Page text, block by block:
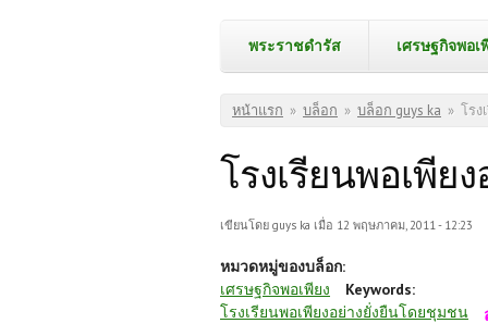
พระราชดำรัส เศรษฐกิจพอเ
คุณอยู่ที่นี่
หน้าแรก » บล็อก » บล็อก guys ka » โร
โรงเรียนพอเพีย
เขียนโดย guys ka เมื่อ 12 พฤษภาคม, 2011 - 12:23
หมวดหมู่ของบล็อก:
เศรษฐกิจพอเพียง
Keywords:
โรงเรียนพอเพียงอย่างยั่งยืนโดยชุมชน